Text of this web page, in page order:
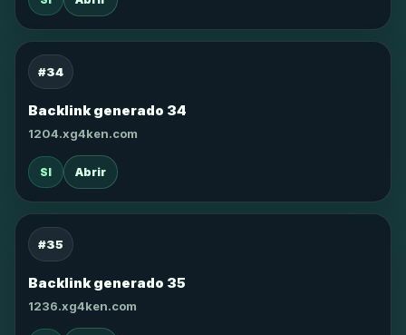
#34
Backlink generado 34
1204.xg4ken.com
SI Abrir
#35
Backlink generado 35
1236.xg4ken.com